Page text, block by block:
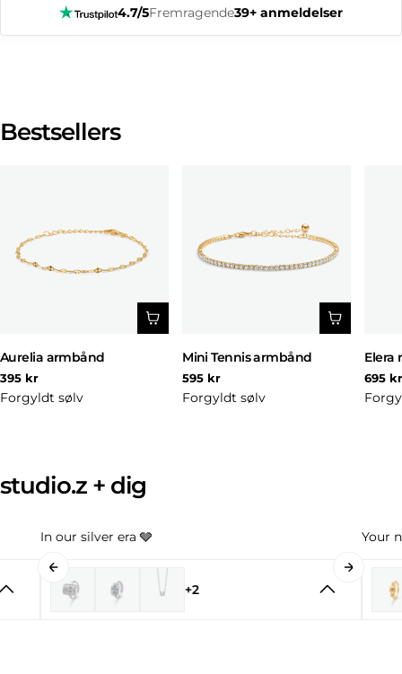
4.7/5Fremragende39+ anmeldelser
Bestsellers
Aurelia armbånd
Normal
pris
395 kr
Forgyldt sølv
Mini Tennis armbånd
Normal
pris
595 kr
Forgyldt sølv
Elera
pris
695
studio.z + dig
In our silver era 🩶
+2
Your